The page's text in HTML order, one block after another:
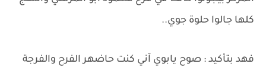
كلها جالوا حلوة جوي..
فهد بتأكيد : صوح يابوي آني كنت حاضهر الفرح والفرجة